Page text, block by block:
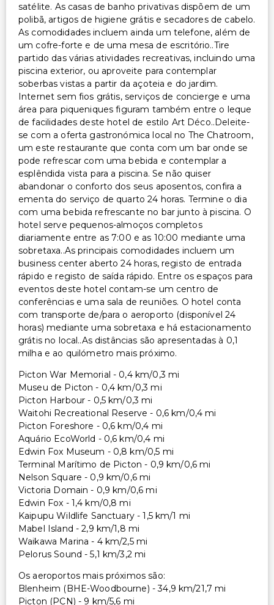
Transporte para o aeroporto (custo adicional)
Acessibilidade
Acessibilidade no quarto (em quartos selecionados)
Acessível para cadeira de rodas – não
Outros serviços
Cofre na recepção
Equipa multilíngue
Aluguer de bicicletas no local
Serviço de lavanderia
Check-in expresso
Serviço de lavanderia/lavagem a seco
satélite. As casas de banho privativas dispõem de um
polibã, artigos de higiene grátis e secadores de cabelo.
As comodidades incluem ainda um telefone, além de
um cofre-forte e de uma mesa de escritório..Tire
partido das várias atividades recreativas, incluindo uma
piscina exterior, ou aproveite para contemplar
soberbas vistas a partir da açoteia e do jardim.
Internet sem fios grátis, serviços de concierge e uma
área para piqueniques figuram também entre o leque
de facilidades deste hotel de estilo Art Déco..Deleite-
se com a oferta gastronómica local no The Chatroom,
um este restaurante que conta com um bar onde se
pode refrescar com uma bebida e contemplar a
esplêndida vista para a piscina. Se não quiser
abandonar o conforto dos seus aposentos, confira a
ementa do serviço de quarto 24 horas. Termine o dia
com uma bebida refrescante no bar junto à piscina. O
hotel serve pequenos-almoços completos
diariamente entre as 7:00 e as 10:00 mediante uma
sobretaxa..As principais comodidades incluem um
business center aberto 24 horas, registo de entrada
rápido e registo de saída rápido. Entre os espaços para
eventos deste hotel contam-se um centro de
conferências e uma sala de reuniões. O hotel conta
com transporte de/para o aeroporto (disponível 24
horas) mediante uma sobretaxa e há estacionamento
grátis no local..As distâncias são apresentadas à 0,1
milha e ao quilómetro mais próximo.
Picton War Memorial - 0,4 km/0,3 mi
Museu de Picton - 0,4 km/0,3 mi
Picton Harbour - 0,5 km/0,3 mi
Waitohi Recreational Reserve - 0,6 km/0,4 mi
Picton Foreshore - 0,6 km/0,4 mi
Aquário EcoWorld - 0,6 km/0,4 mi
Edwin Fox Museum - 0,8 km/0,5 mi
Terminal Marítimo de Picton - 0,9 km/0,6 mi
Nelson Square - 0,9 km/0,6 mi
Victoria Domain - 0,9 km/0,6 mi
Edwin Fox - 1,4 km/0,8 mi
Kaipupu Wildlife Sanctuary - 1,5 km/1 mi
Mabel Island - 2,9 km/1,8 mi
Waikawa Marina - 4 km/2,5 mi
Pelorus Sound - 5,1 km/3,2 mi
Os aeroportos mais próximos são:
Blenheim (BHE-Woodbourne) - 34,9 km/21,7 mi
Picton (PCN) - 9 km/5,6 mi